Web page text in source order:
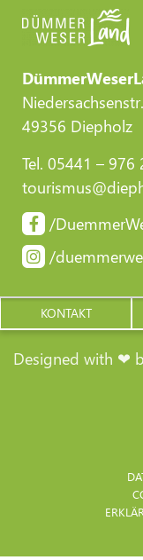
49356 Diepholz
Tel. 05441 – 976
/
/
KONTAKT
Designed with ❤